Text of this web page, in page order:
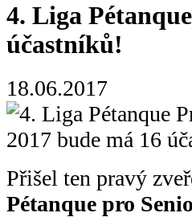
4. Liga
účastníků!
18.06.2017
Přišel ten pravý
Pétanque pro